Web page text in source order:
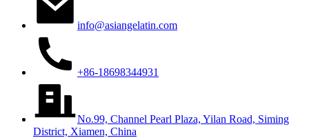
info@asiangelatin.com
+86-18698344931
No.99, Channel Pearl Plaza, Yilan Road, Siming
District, Xiamen, China